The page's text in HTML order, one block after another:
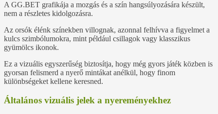
A GG.BET grafikája a mozgás és a szín hangsúlyozására készült,
nem a részletes kidolgozásra.
Az orsók élénk színekben villognak, azonnal felhívva a figyelmet a
kulcs szimbólumokra, mint például csillagok vagy klasszikus
gyümölcs ikonok.
Ez a vizuális egyszerűség biztosítja, hogy még gyors játék közben is
gyorsan felismerd a nyerő mintákat anélkül, hogy finom
különbségeket kellene keresned.
Általános vizuális jelek a nyereményekhez